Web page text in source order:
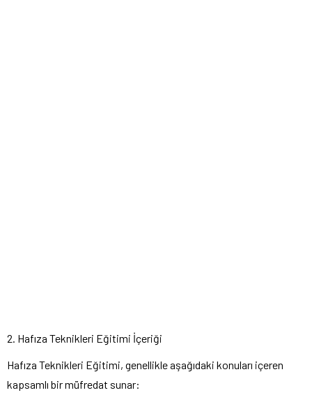
2. Hafıza Teknikleri Eğitimi İçeriği
Hafıza Teknikleri Eğitimi, genellikle aşağıdaki konuları içeren
kapsamlı bir müfredat sunar: